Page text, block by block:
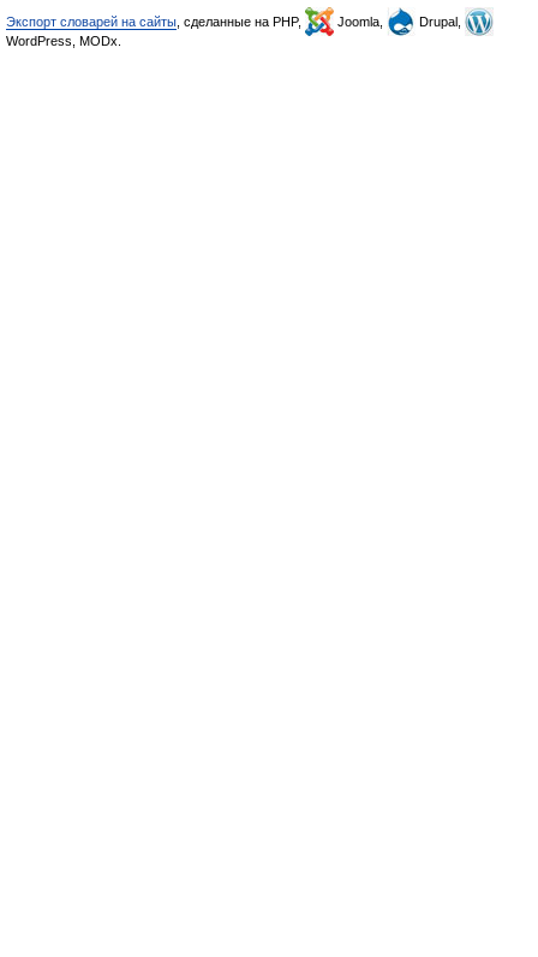
Экспорт словарей на сайты , сделанные на PHP, Joomla,
Drupal,
WordPress, MODx.